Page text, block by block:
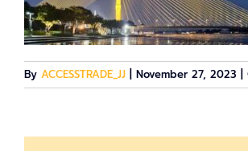
By ACCESSTRADE_JJ November 27, 2023